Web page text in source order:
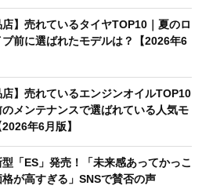
店】売れているタイヤTOP10｜夏のロ
ブ前に選ばれたモデルは？【2026年6
店】売れているエンジンオイルTOP10
のメンテナンスで選ばれている人気モ
年6月版】
「ES」発売！「未来感あってかっこ
が高すぎる」SNSで賛否の声